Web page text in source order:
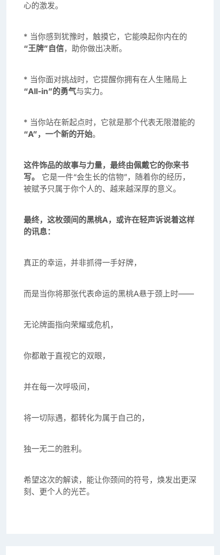
心的激发。
* 当你感到犹豫时，触摸它，它能唤起你内在的
“王牌”自信，助你做出决断。
* 当你面对挑战时，它提醒你拥有在人生赌局上
“All-in”的勇气与实力。
* 当你站在新起点时，它就是那个代表无限潜能的
“A”，一个新的开始。
这件饰品的故事与力量，最终由佩戴它的你来书
写。
它是一件“会生长的信物”，随着你的经历，
被赋予只属于你个人的、越来越深厚的意义。
最终，这枚颈间的黑桃A，或许在轻声诉说着这样
的讯息：
真正的幸运，并非抓得一手好牌，
而是当你将那张代表命运的黑桃A悬于颈上时——
无论牌面指向荣耀或危机，
你都敢于直视它的双眼，
并在每一次呼吸间，
将一切际遇，都转化为属于自己的，
独一无二的胜利。
希望这次的解读，能让你颈间的符号，焕发出更深
刻、更个人的光芒。